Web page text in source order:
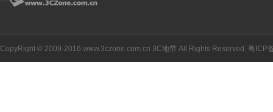
CopyRight © 2009-2016 www.3czone.com.cn 3C地带 All Rights Reserved. 粤ICP